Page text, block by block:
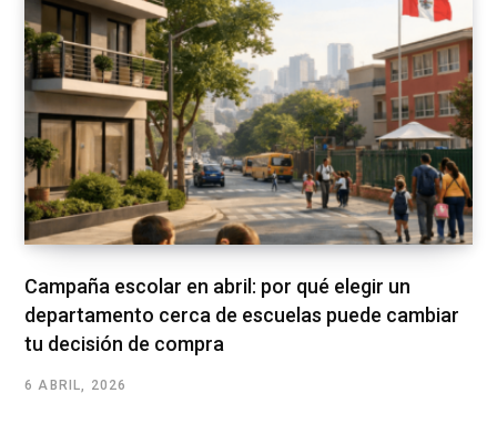
Campaña escolar en abril: por qué elegir un
departamento cerca de escuelas puede cambiar
tu decisión de compra
6 ABRIL, 2026